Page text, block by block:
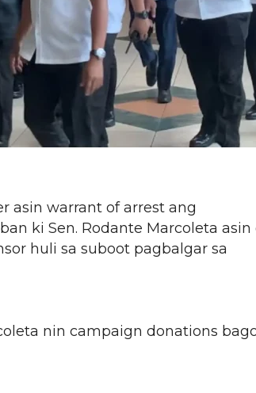
asin warrant of arrest ang
ki Sen. Rodante Marcoleta
huli sa suboot pagbalgar sa
nin campaign donations